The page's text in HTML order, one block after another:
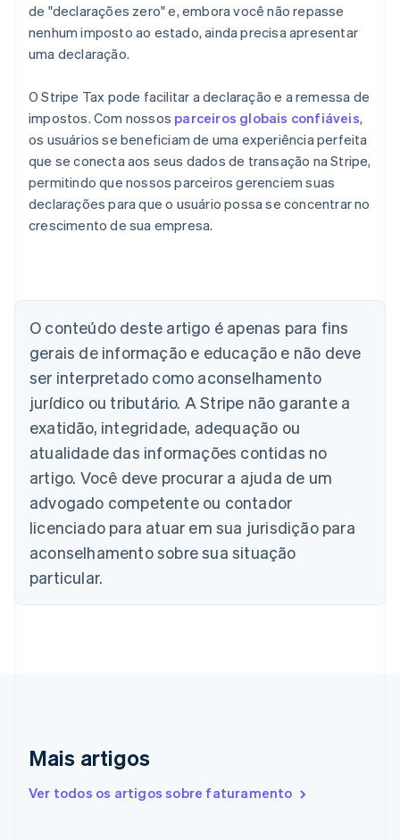
de "declarações zero" e, embora você não repasse
nenhum imposto ao estado, ainda precisa apresentar
uma declaração.
O Stripe Tax pode facilitar a declaração e a remessa de
impostos. Com nossos parceiros globais confiáveis,
os usuários se beneficiam de uma experiência perfeita
que se conecta aos seus dados de transação na Stripe,
permitindo que nossos parceiros gerenciem suas
declarações para que o usuário possa se concentrar no
crescimento de sua empresa.
O conteúdo deste artigo é apenas para fins
gerais de informação e educação e não deve
ser interpretado como aconselhamento
jurídico ou tributário. A Stripe não garante a
exatidão, integridade, adequação ou
atualidade das informações contidas no
artigo. Você deve procurar a ajuda de um
advogado competente ou contador
licenciado para atuar em sua jurisdição para
aconselhamento sobre sua situação
particular.
Mais artigos
Ver todos os artigos sobre faturamento
Alemanha
DeutschEnglish
Austrália
English
Áustria
Deutsch English
Bélgica
Nederlands Français DeutschEnglish
Brasil
Bulgária
English
Canadá
China continental
Eslováquia
English
Eslovênia